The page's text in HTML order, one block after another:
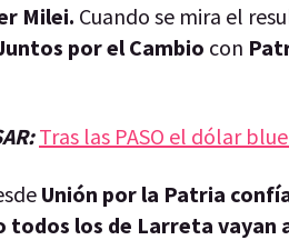
Milei. Cuando se mira el
por el Cambio con
Tras las PASO el dólar
Unión por la Patria
todos los de Larreta vayan